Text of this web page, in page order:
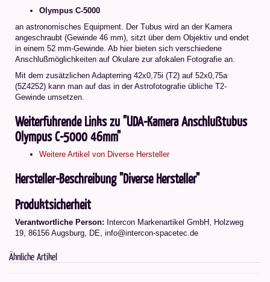
Olympus C-5000
an astronomisches Equipment. Der Tubus wird an der Kamera
angeschraubt (Gewinde 46 mm), sitzt über dem Objektiv und endet
in einem 52 mm-Gewinde. Ab hier bieten sich verschiedene
Anschlußmöglichkeiten auf Okulare zur afokalen Fotografie an.
Mit dem zusätzlichen Adapterring 42x0,75i (T2) auf 52x0,75a
(5Z4252) kann man auf das in der Astrofotografie übliche T2-
Gewinde umsetzen.
Weiterführende Links zu "UDA-Kamera Anschlußtubus
Olympus C-5000 46mm"
Weitere Artikel von Diverse Hersteller
Hersteller-Beschreibung "Diverse Hersteller"
Produktsicherheit
Verantwortliche Person: Intercon Markenartikel GmbH, Holzweg
19, 86156 Augsburg, DE, info@intercon-spacetec.de
Ähnliche Artikel